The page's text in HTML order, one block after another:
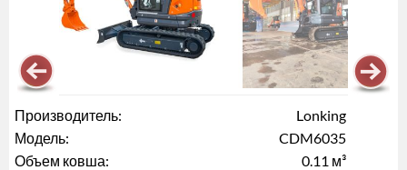
Производитель:
Lonking
Модель:
CDM6035
Объем ковша:
0.11 м³